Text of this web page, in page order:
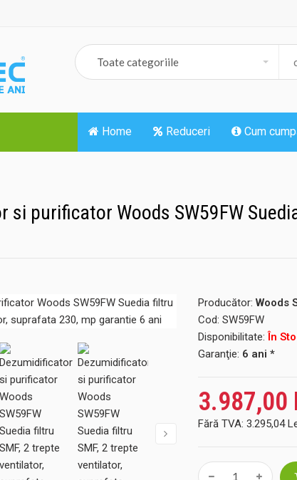
Home Reduceri Cum
si purificator Woods SW59FW
Producător: Woods
Cod: SW59FW
Disponibilitate: În
Garanţie: 6 ani *
3.987,00
Fără TVA: 3.295,04